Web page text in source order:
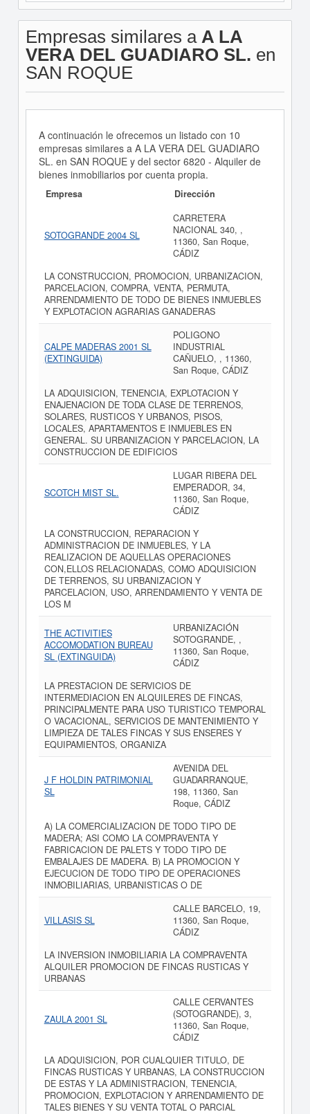
Empresas similares a A LA
VERA DEL GUADIARO SL. en
SAN ROQUE
A continuación le ofrecemos un listado con 10
empresas similares a A LA VERA DEL GUADIARO
SL. en SAN ROQUE y del sector 6820 - Alquiler de
bienes inmobiliarios por cuenta propia.
Empresa Dirección
SOTOGRANDE 2004 SL
CARRETERA
NACIONAL 340, ,
11360, San Roque,
CÁDIZ
LA CONSTRUCCION, PROMOCION, URBANIZACION,
PARCELACION, COMPRA, VENTA, PERMUTA,
ARRENDAMIENTO DE TODO DE BIENES INMUEBLES
Y EXPLOTACION AGRARIAS GANADERAS
CALPE MADERAS 2001 SL
(EXTINGUIDA)
POLIGONO
INDUSTRIAL
CAÑUELO, , 11360,
San Roque, CÁDIZ
LA ADQUISICION, TENENCIA, EXPLOTACION Y
ENAJENACION DE TODA CLASE DE TERRENOS,
SOLARES, RUSTICOS Y URBANOS, PISOS,
LOCALES, APARTAMENTOS E INMUEBLES EN
GENERAL. SU URBANIZACION Y PARCELACION, LA
CONSTRUCCION DE EDIFICIOS
SCOTCH MIST SL.
LUGAR RIBERA DEL
EMPERADOR, 34,
11360, San Roque,
CÁDIZ
LA CONSTRUCCION, REPARACION Y
ADMINISTRACION DE INMUEBLES, Y LA
REALIZACION DE AQUELLAS OPERACIONES
CON,ELLOS RELACIONADAS, COMO ADQUISICION
DE TERRENOS, SU URBANIZACION Y
PARCELACION, USO, ARRENDAMIENTO Y VENTA DE
LOS M
THE ACTIVITIES
ACCOMODATION BUREAU
SL (EXTINGUIDA)
URBANIZACIÓN
SOTOGRANDE, ,
11360, San Roque,
CÁDIZ
LA PRESTACION DE SERVICIOS DE
INTERMEDIACION EN ALQUILERES DE FINCAS,
PRINCIPALMENTE PARA USO TURISTICO TEMPORAL
O VACACIONAL, SERVICIOS DE MANTENIMIENTO Y
LIMPIEZA DE TALES FINCAS Y SUS ENSERES Y
EQUIPAMIENTOS, ORGANIZA
J F HOLDIN PATRIMONIAL
SL
AVENIDA DEL
GUADARRANQUE,
198, 11360, San
Roque, CÁDIZ
A) LA COMERCIALIZACION DE TODO TIPO DE
MADERA; ASI COMO LA COMPRAVENTA Y
FABRICACION DE PALETS Y TODO TIPO DE
EMBALAJES DE MADERA. B) LA PROMOCION Y
EJECUCION DE TODO TIPO DE OPERACIONES
INMOBILIARIAS, URBANISTICAS O DE
VILLASIS SL
CALLE BARCELO, 19,
11360, San Roque,
CÁDIZ
LA INVERSION INMOBILIARIA LA COMPRAVENTA
ALQUILER PROMOCION DE FINCAS RUSTICAS Y
URBANAS
ZAULA 2001 SL
CALLE CERVANTES
(SOTOGRANDE), 3,
11360, San Roque,
CÁDIZ
LA ADQUISICION, POR CUALQUIER TITULO, DE
FINCAS RUSTICAS Y URBANAS, LA CONSTRUCCION
DE ESTAS Y LA ADMINISTRACION, TENENCIA,
PROMOCION, EXPLOTACION Y ARRENDAMIENTO DE
TALES BIENES Y SU VENTA TOTAL O PARCIAL